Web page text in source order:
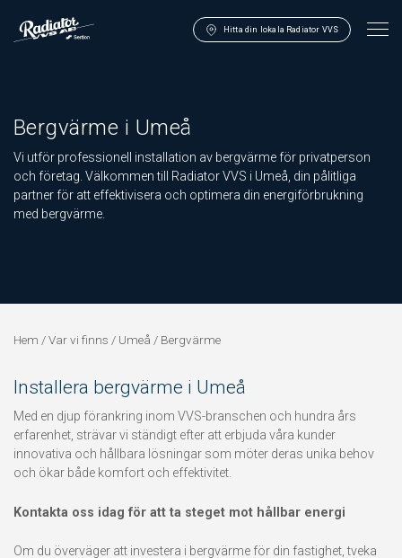
Hitta din lokala Radiator VVS
Bergvärme i Umeå
Vi utför professionell installation av bergvärme för privatperson
och företag. Välkommen till Radiator VVS i Umeå, din pålitliga
partner för att effektivisera och optimera din energiförbrukning
med bergvärme.
Hem /Var vi finns / Umeå / Bergvärme
Installera bergvärme i Umeå
Med en djup förankring inom VVS-branschen och hundra års
erfarenhet, strävar vi ständigt efter att erbjuda våra kunder
innovativa och hållbara lösningar som möter deras unika behov
och ökar både komfort och effektivitet.
Kontakta oss idag för att ta steget mot hållbar energi
Om du överväger att investera i bergvärme för din fastighet, tveka